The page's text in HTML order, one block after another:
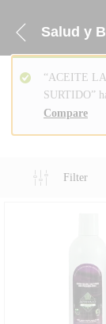
Salud y
Compare
“ACEITE
SURTIDO”
Filter